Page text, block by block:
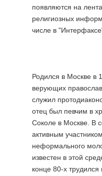
появляются на
религиозных
числе в
Родился в Москве в
верующих
служил
отец был певчим в
Соколе в Москве. В
активным
неформального
известен в этой
конце 80-х